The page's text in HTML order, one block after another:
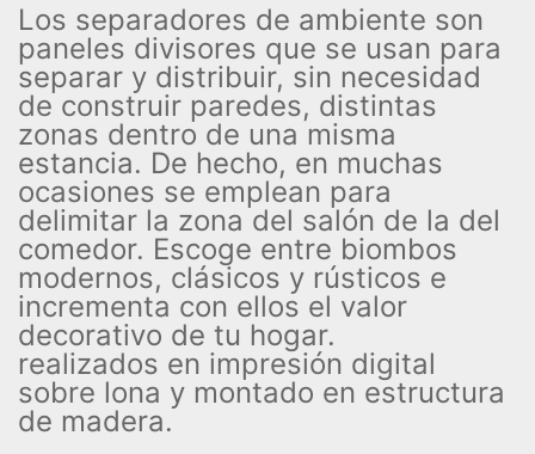
Los separadores de ambiente son
paneles divisores que se usan para
separar y distribuir, sin necesidad
de construir paredes, distintas
zonas dentro de una misma
estancia. De hecho, en muchas
ocasiones se emplean para
delimitar la zona del salón de la del
comedor. Escoge entre biombos
modernos, clásicos y rústicos e
incrementa con ellos el valor
decorativo de tu hogar.
realizados en impresión digital
sobre lona y montado en estructura
de madera.